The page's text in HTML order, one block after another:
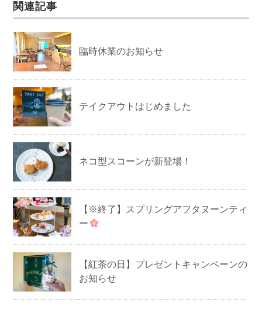
関連記事
臨時休業のお知らせ
テイクアウトはじめました
ネコ型スコーンが新登場！
【※終了】スプリングアフタヌーンティ
ー
【紅茶の日】プレゼントキャンペーンの
お知らせ